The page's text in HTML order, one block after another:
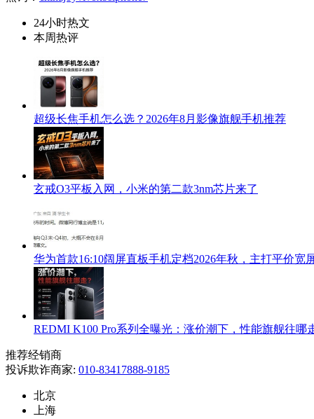
24小时热文
本周热评
超级长焦手机怎么选？2026年8月影像旗舰手机推荐
玄戒O3平板入网，小米的第二款3nm芯片来了
华为首款16:10阔屏直板手机定档2026年秋，主打平价宽
REDMI K100 Pro系列全曝光：涨价潮下，性能旗舰往哪
推荐经销商
投诉欺诈商家: 010-83417888-9185
北京
上海